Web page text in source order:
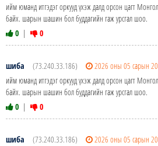
ийм юманд итгэдэг оркууд үхэж далд орсон цагт
байх. шарын шашин бол буддагийн гаж урсгал шоо.
0 | 0
шиба (73.240.33.186)
2026 оны 05 сарын 20
ийм юманд итгэдэг оркууд үхэж далд орсон цагт
байх. шарын шашин бол буддагийн гаж урсгал шоо.
0 | 0
шиба (73.240.33.186)
2026 оны 05 сарын 20